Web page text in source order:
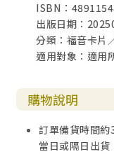
ISBN：
出版日期：
分類：福音卡片
適用對象：適用
購物說明
訂單備貨時間
當日或隔日出